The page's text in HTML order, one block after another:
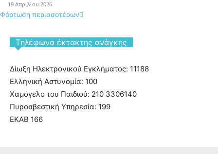
19 Απριλίου 2026
Φόρτωση περισσοτέρων
Tηλέφωνα έκτακτης ανάγκης
Δίωξη Ηλεκτρονικού Εγκλήματος: 11188
Ελληνική Αστυνομία: 100
Χαμόγελο του Παιδιού: 210 3306140
Πυροσβεστική Υπηρεσία: 199
ΕΚΑΒ 166